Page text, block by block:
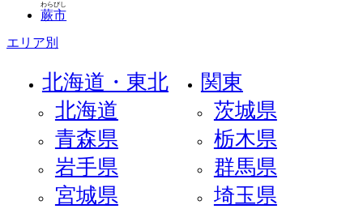
蕨市
わらびし
エリア別
北海道・東北
北海道
青森県
岩手県
宮城県
関東
茨城県
栃木県
群馬県
埼玉県